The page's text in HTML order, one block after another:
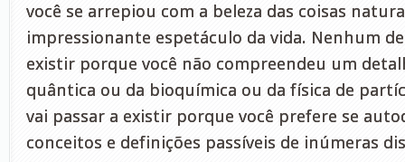
você se arrepiou com a beleza das coisas
impressionante espetáculo da vida. Nenhum
existir porque você não compreendeu um
quântica ou da bioquímica ou da física de
vai passar a existir porque você prefere se
conceitos e definições passíveis de inúmeras